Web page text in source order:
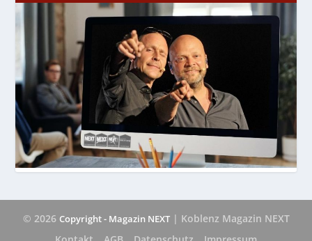
© 2026 Copyright - Magazin NEXT| Koblenz Magazin NEXT